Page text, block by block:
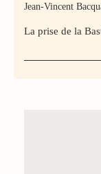
Jean-Vincent
La prise de la